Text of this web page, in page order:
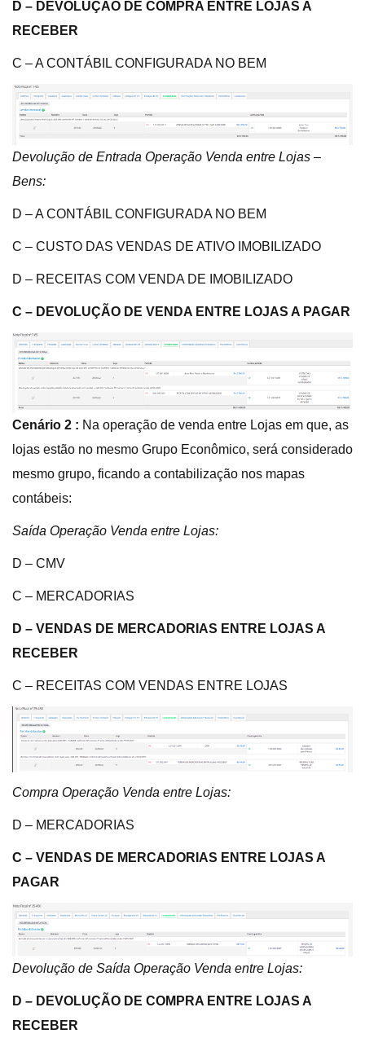
D – DEVOLUÇÃO DE COMPRA ENTRE LOJAS A
RECEBER
C – A CONTÁBIL CONFIGURADA NO BEM
Devolução de Entrada Operação Venda entre Lojas –
Bens:
D – A CONTÁBIL CONFIGURADA NO BEM
C – CUSTO DAS VENDAS DE ATIVO IMOBILIZADO
D – RECEITAS COM VENDA DE IMOBILIZADO
C – DEVOLUÇÃO DE VENDA ENTRE LOJAS A PAGAR
Cenário 2 : Na operação de venda entre Lojas em que, as
lojas estão no mesmo Grupo Econômico, será considerado
mesmo grupo, ficando a contabilização nos mapas
contábeis:
Saída Operação Venda entre Lojas:
D – CMV
C – MERCADORIAS
D – VENDAS DE MERCADORIAS ENTRE LOJAS A
RECEBER
C – RECEITAS COM VENDAS ENTRE LOJAS
Compra Operação Venda entre Lojas:
D – MERCADORIAS
C – VENDAS DE MERCADORIAS ENTRE LOJAS A
PAGAR
Devolução de Saída Operação Venda entre Lojas:
D – DEVOLUÇÃO DE COMPRA ENTRE LOJAS A
RECEBER